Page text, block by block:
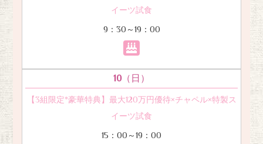
イーツ試食
9：30～19：00
10（日）
【3組限定*豪華特典】最大120万円優待×チャペル×特製ス
イーツ試食
15：00～19：00